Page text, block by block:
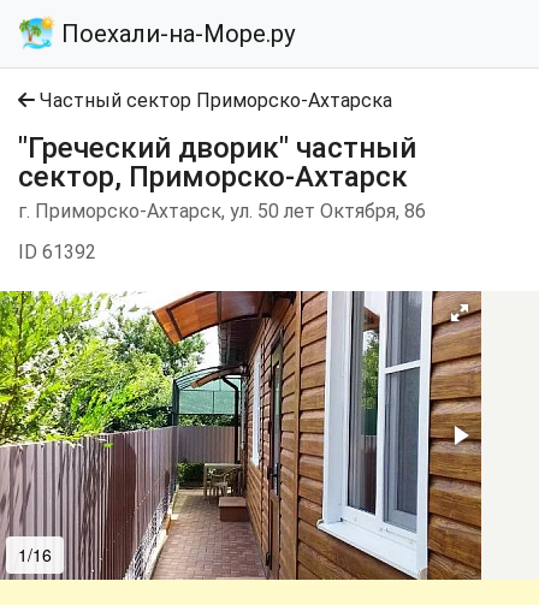
Поехали-на-Море.ру
Частный сектор Приморско-Ахтарска
"Греческий дворик" частный
сектор, Приморско-Ахтарск
г. Приморско-Ахтарск, ул. 50 лет Октября, 86
ID 61392
1/16